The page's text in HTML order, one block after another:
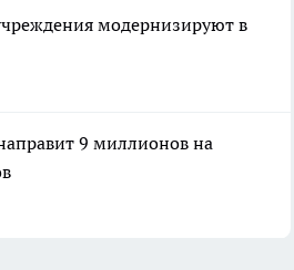
модернизируют в
9 миллионов на